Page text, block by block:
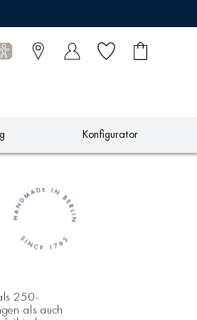
Wunschliste
Warenkorb
0
Konfigurator
250-
als auch